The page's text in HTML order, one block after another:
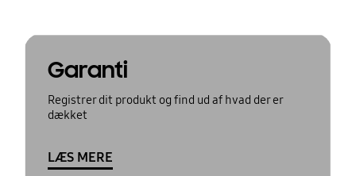
Garanti
Registrer dit produkt og find ud af hvad der er
dækket
LÆS MERE